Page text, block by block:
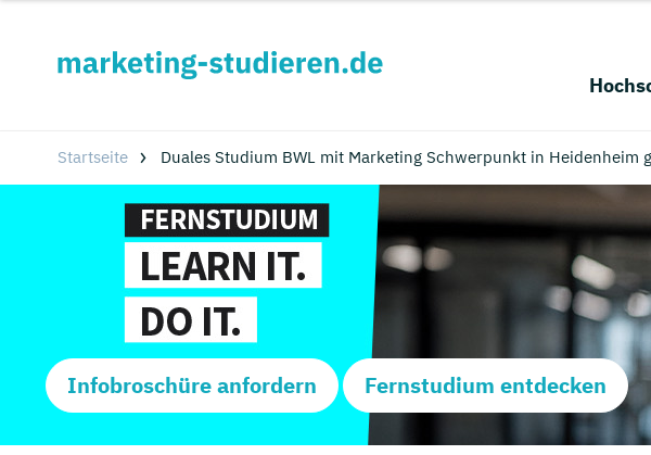
Startseite Duales Studium BWL mit Marketing Schwerpunkt in Heidenheim
Infobroschüre anfordern Fernstudium entdecken